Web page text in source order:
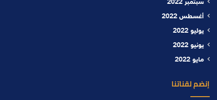
سبتمبر 2022
أغسطس 2022
يوليو 2022
يونيو 2022
مايو 2022
إنضم لقناتنا